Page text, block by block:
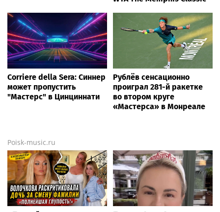
слухи о давлении на
Шурыгину в СИЗО
Рома слышит. Теперь ему
нужно научиться
понимать речь
Музыка, частоты и вода -
В Томской области
продолжаются
«Каникулы с
Росгвардией»
News.tennis